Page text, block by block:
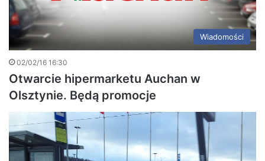
Wiadomości
02/02/16 16:30
Otwarcie hipermarketu Auchan w
Olsztynie. Będą promocje